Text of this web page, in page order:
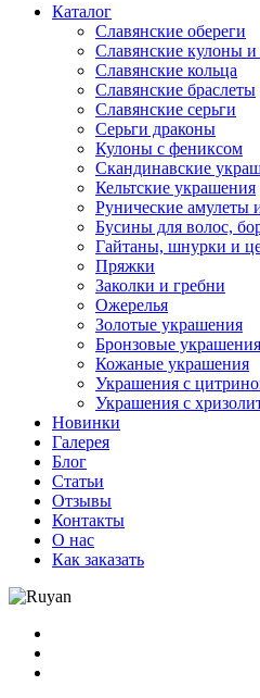
Каталог
Славянские обереги
Славянские кулоны и
Славянские кольца
Славянские браслеты
Славянские серьги
Серьги драконы
Кулоны с фениксом
Скандинавские
Кельтские украшения
Рунические амулеты
Бусины для волос,
Гайтаны, шнурки и
Пряжки
Заколки и гребни
Ожерелья
Золотые украшения
Бронзовые украшения
Кожаные украшения
Украшения с
Украшения с
Новинки
Галерея
Блог
Статьи
Отзывы
Контакты
О нас
Как заказать